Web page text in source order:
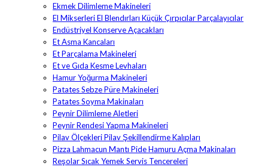
Ekmek Dilimleme Makineleri
El Mikserleri El Blendırları Küçük Çırpıcılar Parçalayıcılar
Endüstriyel Konserve Açacakları
Et Asma Kancaları
Et Parçalama Makineleri
Et ve Gıda Kesme Levhaları
Hamur Yoğurma Makineleri
Patates Sebze Püre Makineleri
Patates Soyma Makinaları
Peynir Dilimleme Aletleri
Peynir Rendesi Yapma Makineleri
Pilav Ölçekleri Pilav Şekillendirme Kalıpları
Pizza Lahmacun Mantı Pide Hamuru Açma Makinaları
Reşolar Sıcak Yemek Servis Tencereleri